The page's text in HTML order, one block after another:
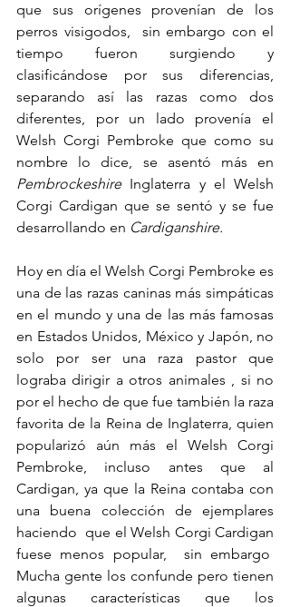
que sus orígenes provenían de los
perros visigodos,  sin embargo con el
tiempo fueron surgiendo y
clasificándose por sus diferencias,
separando así las razas como dos
diferentes, por un lado provenía el
Welsh Corgi Pembroke que como su
Pembrockeshire Inglaterra y el Welsh
Corgi Cardigan que se sentó y se fue
desarrollando en Cardiganshire.
Hoy en día el Welsh Corgi Pembroke es
una de las razas caninas más simpáticas
en el mundo y una de las más famosas
en Estados Unidos, México y Japón, no
solo por ser una raza pastor que
lograba dirigir a otros animales , si no
por el hecho de que fue también la raza
favorita de la Reina de Inglaterra, quien
popularizó aún más el Welsh Corgi
Pembroke, incluso antes que al
Cardigan, ya que la Reina contaba con
una buena colección de ejemplares
haciendo  que el Welsh Corgi Cardigan
fuese menos popular,  sin embargo
Mucha gente los confunde pero tienen
algunas características que los